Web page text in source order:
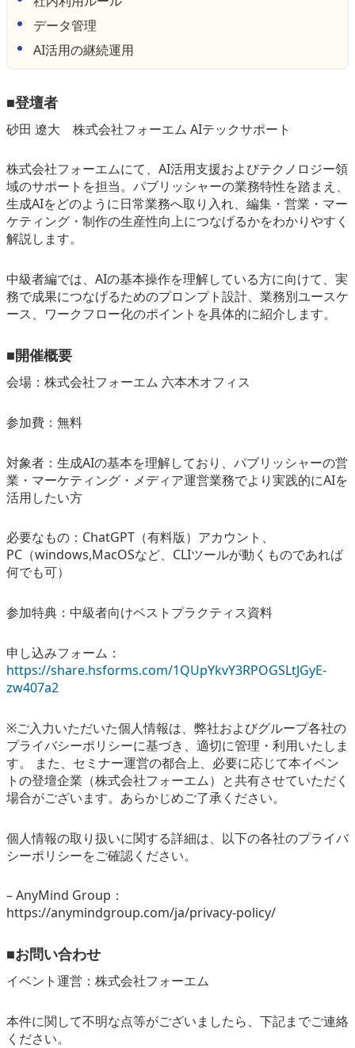
データ管理
AI活用の継続運用
■登壇者
砂田 遼大 株式会社フォーエム AIテックサポート
株式会社フォーエムにて、AI活用支援およびテクノロジー領
域のサポートを担当。パブリッシャーの業務特性を踏まえ、
生成AIをどのように日常業務へ取り入れ、編集・営業・マー
ケティング・制作の生産性向上につなげるかをわかりやすく
解説します。
中級者編では、AIの基本操作を理解している方に向けて、実
務で成果につなげるためのプロンプト設計、業務別ユースケ
ース、ワークフロー化のポイントを具体的に紹介します。
■開催概要
会場：株式会社フォーエム 六本木オフィス
参加費：無料
対象者：生成AIの基本を理解しており、パブリッシャーの営
業・マーケティング・メディア運営業務でより実践的にAIを
活用したい方
必要なもの：ChatGPT（有料版）アカウント、
PC（windows,MacOSなど、CLIツールが動くものであれば
何でも可）
参加特典：中級者向けベストプラクティス資料
申し込みフォーム：
https://share.hsforms.com/1QUpYkvY3RPOGSLtJGyE-
zw407a2
※ご入力いただいた個人情報は、弊社およびグループ各社の
プライバシーポリシーに基づき、適切に管理・利用いたしま
す。 また、セミナー運営の都合上、必要に応じて本イベン
トの登壇企業（株式会社フォーエム）と共有させていただく
場合がございます。あらかじめご了承ください。
個人情報の取り扱いに関する詳細は、以下の各社のプライバ
シーポリシーをご確認ください。
– AnyMind Group：
https://anymindgroup.com/ja/privacy-policy/
■お問い合わせ
イベント運営：株式会社フォーエム
本件に関して不明な点等がございましたら、下記までご連絡
ください。